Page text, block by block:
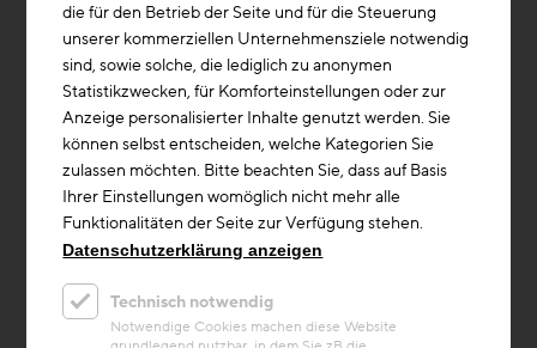
Digitales Bauwissen
BAU.Live - Baulogistik neu
gedacht
Do. 16. Oktober 2025, 10:30 - 11:30
Die Baubranche steht nie still – und mit ihr die
Anforderungen an eine effiziente und
zukunftsfähige Baulogistik. In ein...
Mediathek
die für den Betrieb der Seite und für die Steuerung
unserer kommerziellen Unternehmensziele notwendig
sind, sowie solche, die lediglich zu anonymen
Statistikzwecken, für Komforteinstellungen oder zur
Anzeige personalisierter Inhalte genutzt werden. Sie
können selbst entscheiden, welche Kategorien Sie
zulassen möchten. Bitte beachten Sie, dass auf Basis
Ihrer Einstellungen womöglich nicht mehr alle
Funktionalitäten der Seite zur Verfügung stehen.
Datenschutzerklärung anzeigen
Technisch notwendig
Notwendige Cookies machen diese Website